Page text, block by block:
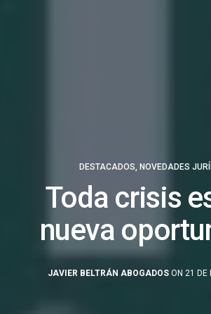
DESTACADOS, NOVEDADES
Toda crisis
nueva
JAVIER BELTRÁN ABOGADOSON 21 DE